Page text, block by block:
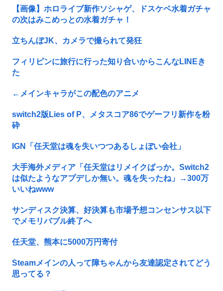
【画像】ホロライブ新作ソシャゲ、ドスケベ水着ガチャ
の次はみこめっとの水着ガチャ！
立ちんぼJK、カメラで撮られて発狂
フィリピンに旅行に行った知り合いからこんなLINEき
た
←メインキャラがこの配色のアニメ
switch2版Lies of P、メタスコア86でゲーフリ新作を粉
砕
IGN「任天堂は魂を失いつつあるしょぼい会社」
大手海外メディア「任天堂はリメイクばっか。Switch2
は似たようなアプデしか無い。魂を失ったね」→300万
いいねwww
サンディスク決算、好決算も市場予想コンセンサス以下
でメモリバブル終了へ
任天堂、熊本に5000万円寄付
Steamメインの人って障ちゃんから友達認定されてどう
思ってる？